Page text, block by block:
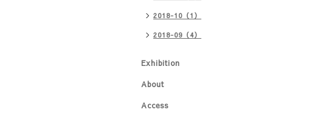
2018-10（1）
2018-09（4）
Exhibition
About
Access